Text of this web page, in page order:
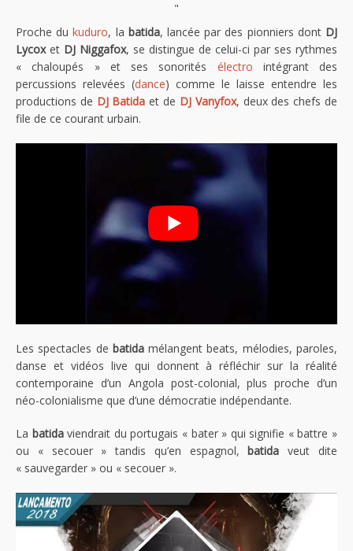
"
Proche dukuduro, la batida, lancée par des pionniers dont DJ
Lycoxet DJ Niggafox, se distingue de celui-ci par ses rythmes
« chaloupés » et ses sonorités électro intégrant des
percussions relevées (dance) comme le laisse entendre les
productions de DJ Batida et de DJ Vanyfox, deux des chefs de
file de ce courant urbain.
Les spectacles de batidamélangent beats, mélodies, paroles,
danse et vidéos live qui donnent à réfléchir sur la réalité
contemporaine d’un Angola post-colonial, plus proche d’un
néo-colonialisme que d’une démocratie indépendante.
La batidaviendrait du portugais « bater » qui signifie « battre »
ou « secouer » tandis qu’en espagnol,batida veut dite
« sauvegarder » ou « secouer ».